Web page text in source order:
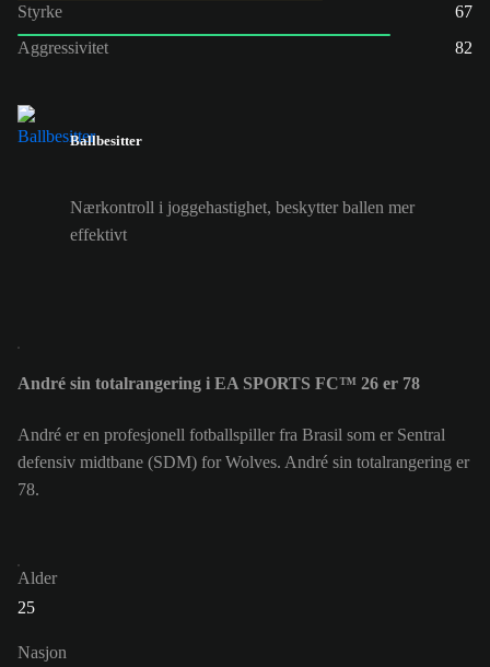
Styrke
67
Aggressivitet
82
Ballbesitter
Nærkontroll i joggehastighet, beskytter ballen mer
effektivt
André sin totalrangering i EA SPORTS FC™ 26 er 78
André er en profesjonell fotballspiller fra Brasil som er Sentral
defensiv midtbane (SDM) for Wolves. André sin totalrangering er
78.
Alder
25
Nasjon